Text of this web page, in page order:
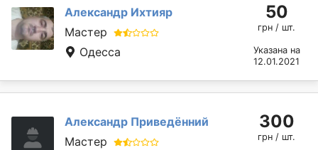
Александр Ихтияр
Мастер
Одесса
50
грн / шт.
Указана на
12.01.2021
Александр Приведённий
Мастер
300
грн / шт.